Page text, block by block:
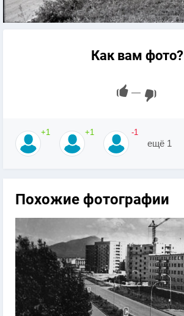
Как вам фото?
—
+1 +1 -1
ещё 1
Похожие фотографии